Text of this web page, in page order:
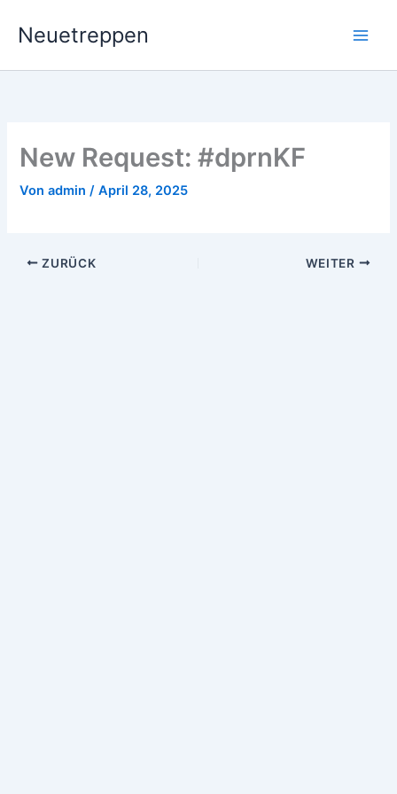
InhaltNeuetreppen
New Request: #dprnKF
Vonadmin/April 28, 2025
ZURÜCK WEITER